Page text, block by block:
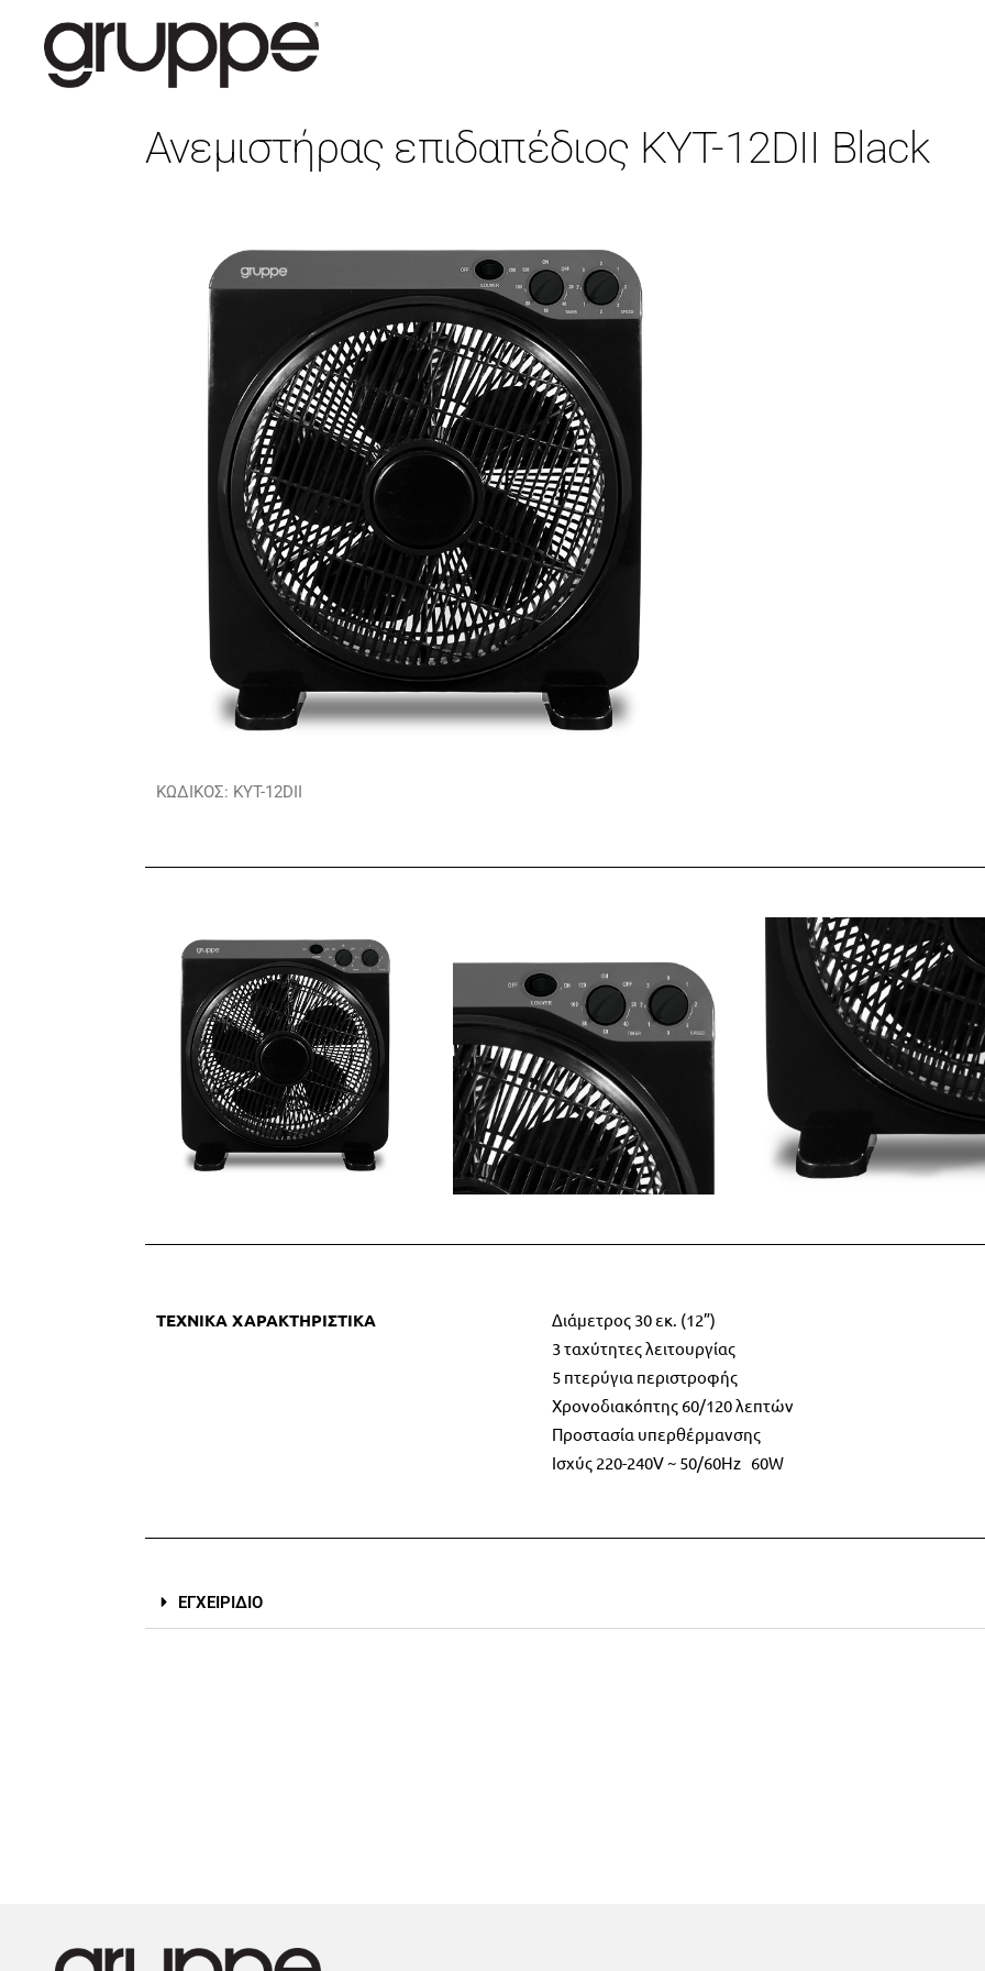
Ανεμιστήρας επιδαπέδιος KYT-12DII Black
ΚΩΔΙΚΟΣ: KYT-12DII
ΤΕΧΝΙΚΑ ΧΑΡΑΚΤΗΡΙΣΤΙΚΑ
Διάμετρος 30 εκ. (12”)
3 ταχύτητες λειτουργίας
5 πτερύγια περιστροφής
Χρονοδιακόπτης 60/120 λεπτών
Προστασία υπερθέρμανσης
Ισχύς 220-240V ~ 50/60Hz 60W
ΕΓΧΕΙΡΙΔΙΟ